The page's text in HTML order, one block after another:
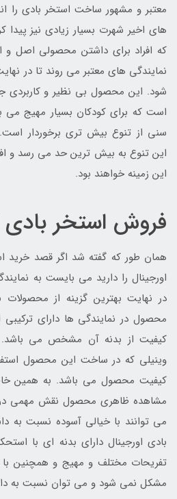
معتبر و مشهور ساخت استخر بادی
های اخیر شهرت بسیار زیادی نیز
که افراد برای داشتن محصولی اصل و
نمایندگی های معتبر می روند تا در
شود. این محصول بی نظیر و کاربردی
است که برای کودکان بسیار مهیج می
سنی از تنوع بیش تری برخوردار
این تنوع به بیش ترین حد می رسد و
این زمینه خواهند بود.
فروش استخر بادی
همان طور که گفته شد اگر قصد
اورجینال را دارید می بایست به
در نهایت بهترین گزینه از
محصول در نمایندگی ها دارای ترکیبی
کیفیت از بدنه آن مشخص می
وینیلی که در ساخت این محصول
کیفیت محصول می باشد. به همین
مشاهده ظاهری محصول نقش مهمی در
می توانند با خیالی آسوده نسبت به
بادی اورجینال دارای بدنه ای با
تفریحات مختلف و مهیج و همچنین با
مشکل نمی شود و می توان نسبت به